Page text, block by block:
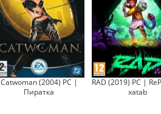
Catwoman (2004) PC |
Пиратка
RAD (2019) PC |
xatab